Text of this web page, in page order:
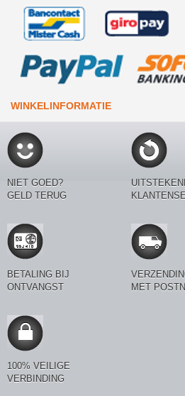
WINKELINFORMATIE
NIET GOED?
GELD TERUG
BETALING BIJ
ONTVANGST
MET
100% VEILIGE
VERBINDING